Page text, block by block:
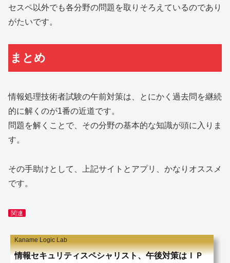
セスペ以外でも各分野の問題を取りそろえているのであり
がたいです。
まとめ
情報処理技術者試験の午前対策は、とにかく過去問を継続
的に解くのが1番の近道です。
問題を解くことで、その分野の基本的な知識が頭に入りま
す。
その手助けとして、上記サイトとアプリ、かなりオススメ
です。
関連
Kaname Logic Lab
情報セキュリティスペシャリスト、午後対策はＩＰ